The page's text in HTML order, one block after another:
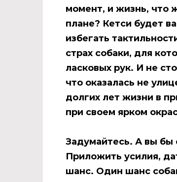
момент, и жизнь, что
плане? Кетси будет
избегать
страх собаки, для
ласковых рук. И не
что оказалась не
долгих лет жизни в
при своем ярком
Задумайтесь. А вы бы
Приложить усилия,
шанс. Один шанс